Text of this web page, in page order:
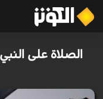
الصلاة على النبي